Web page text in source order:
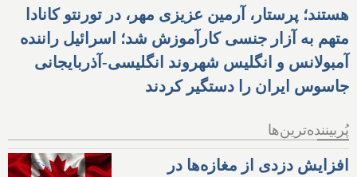
هستند؛ پرستار، آرمین عزیزی مهر، در تورنتو کانادا
متهم به آزار جنسی کارآموزش شد؛ اسرائیل راننده
آمبولانس و انگلیس شهروند انگلیسی-آذربایجانی
جاسوس ایران را دستگیر کردند
پُربیننده‌ترین‌ها
افزایش دزدی از مغازه‌ها در